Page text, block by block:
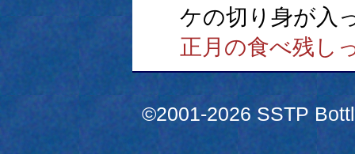
ケの切り身が入
正月の食べ残し
©2001-2026 SSTP